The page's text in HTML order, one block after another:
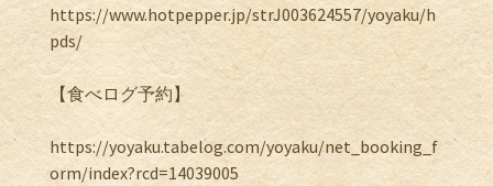
https://www.hotpepper.jp/strJ003624557/yoyaku/h
pds/
【食べログ予約】
https://yoyaku.tabelog.com/yoyaku/net_booking_f
orm/index?rcd=14039005